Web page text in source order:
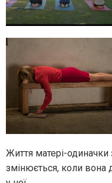
Життя матері-
змінюється, коли